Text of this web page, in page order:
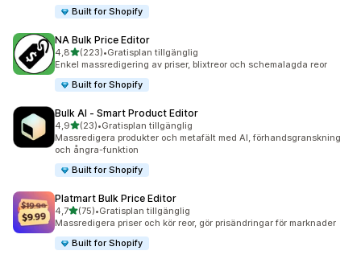
Built for Shopify
NA Bulk Price Editor
4,8av 5 stjärnor
(223)
223 recensioner totalt
•Gratisplan tillgänglig
Enkel massredigering av priser, blixtreor och schemalagda reor
Built for Shopify
Bulk AI ‑ Smart Product Editor
4,9av 5 stjärnor
(23)
23 recensioner totalt
•Gratisplan tillgänglig
Massredigera produkter och metafält med AI, förhandsgranskning
och ångra-funktion
Built for Shopify
Platmart Bulk Price Editor
4,7av 5 stjärnor
(75)
75 recensioner totalt
•Gratisplan tillgänglig
Massredigera priser och kör reor, gör prisändringar för marknader
Built for Shopify